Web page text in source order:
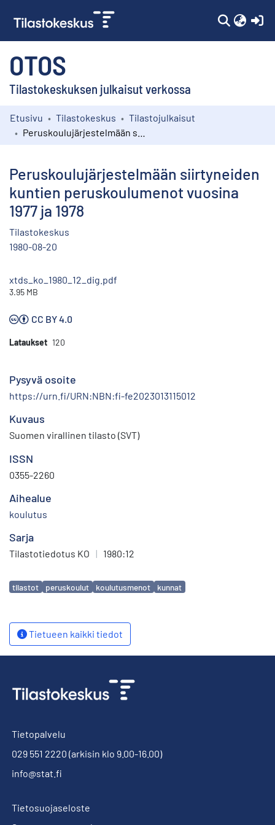
OTOS
Tilastokeskuksen julkaisut verkossa
Kokoelmat
Etusivu Tilastokeskus
Tilastojulkaisut
Peruskoulujärjestelmään siirtyneiden
kuntien peruskoulumenot vuosina
1977 ja 1978
Tilastokeskus
1980-08-20
xtds_ko_1980_12_dig.pdf
3.95 MB
CC BY 4.0
Lataukset 120
Pysyvä osoite
https://urn.fi/URN:NBN:fi-fe2023013115012
Kuvaus
Suomen virallinen tilasto (SVT)
ISSN
0355-2260
Aihealue
koulutus
Sarja
Tilastotiedotus KO | 1980:12
Avainsanat
tilastot peruskoulut koulutusmenot kunnat
Tietueen kaikki tiedot
Tietopalvelu
029 551 2220 (arkisin klo 9.00-16.00)
info@stat.fi
Tietosuojaseloste